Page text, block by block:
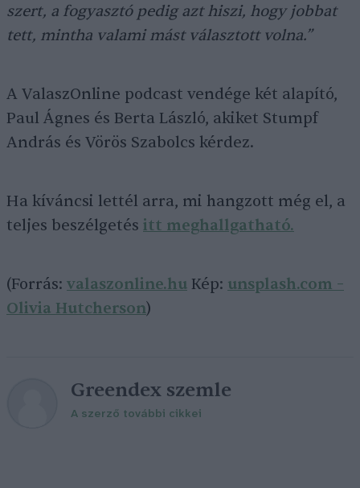
szert, a fogyasztó pedig azt hiszi, hogy jobbat
tett, mintha valami mást választott volna.”
A ValaszOnline podcast vendége két alapító,
Paul Ágnes és Berta László, akiket Stumpf
András és Vörös Szabolcs kérdez.
Ha kíváncsi lettél arra, mi hangzott még el, a
teljes beszélgetés itt meghallgatható.
(Forrás: valaszonline.hu Kép: unsplash.com –
Olivia Hutcherson)
Greendex szemle
A szerző további cikkei